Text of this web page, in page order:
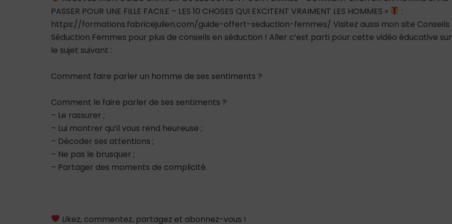
PASSER POUR UNE FILLE FACILE – LES 10 CHOSES QUI EXCITENT VRAIMENT LES HOMMES »
:
https://formations.fabricejulien.com/guide-offert-seduction-femmes/ Visitez aussi mon site Conseils
Séduction Femmes pour plus de conseils en séduction ! Aller c’est parti pour cette vidéo éducative sur
le sujet suivant :
Comment faire parler un homme de ses sentiments ?
Comment le faire parler de ses sentiments ?
– Le rassurer ;
– Lui montrer qu’il vous rend heureuse ;
– Décoder ses attentions ;
– Ne pas le brusquer ;
– Partager des moments de complicité.
Likez, commentez, partagez et abonnez-vous !